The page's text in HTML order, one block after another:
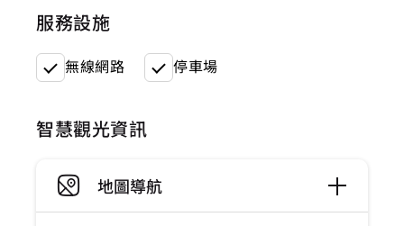
服務設施
無線網路 停車場
智慧觀光資訊
地圖導航